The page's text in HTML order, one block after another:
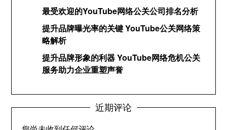
最受欢迎的YouTube网络公关公司排名分析
提升品牌曝光率的关键 YouTube公关网络策
略解析
提升品牌形象的利器 YouTube网络危机公关
服务助力企业重塑声誉
近期评论